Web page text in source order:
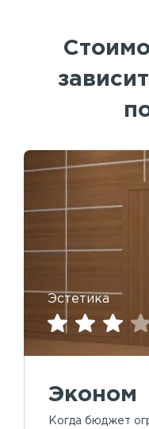
Эстетика
Эконом
Когда бюджет